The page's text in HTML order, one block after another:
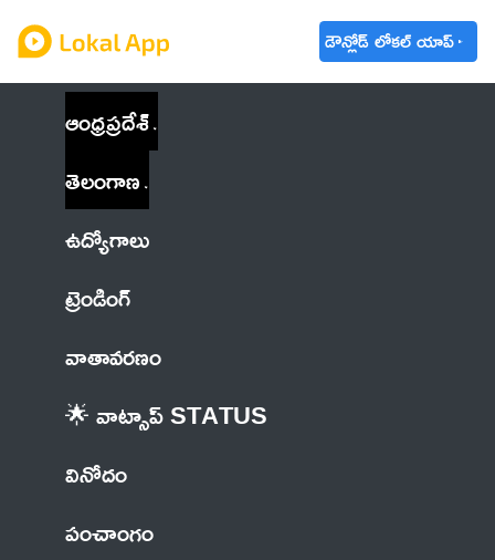
డౌన్లోడ్ లోకల్ యాప్
ఆంధ్రప్రదేశ్
తెలంగాణ
ఉద్యోగాలు
ట్రెండింగ్
వాతావరణం
🌟 వాట్సాప్ STATUS
వినోదం
పంచాంగం